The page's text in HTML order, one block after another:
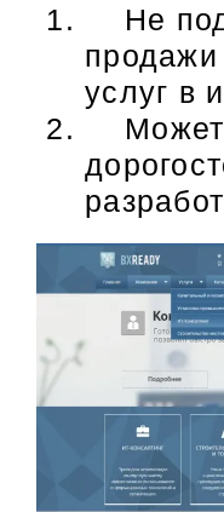
Не
продажи
услуг в